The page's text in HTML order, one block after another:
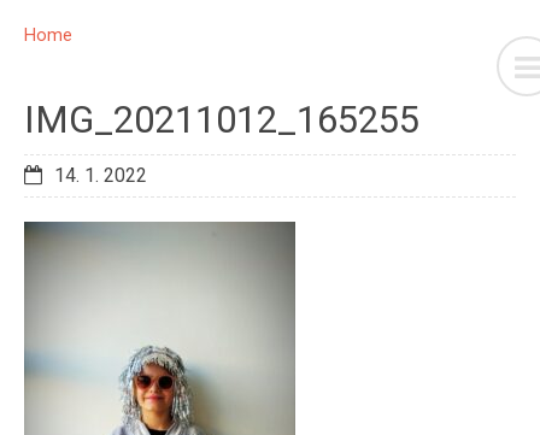
Home
IMG_20211012_165255
14. 1. 2022